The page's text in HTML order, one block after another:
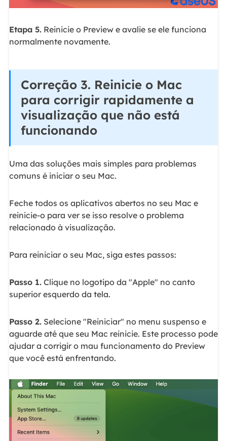
Etapa 5.Reinicie o Preview e avalie se ele funciona
normalmente novamente.
Correção 3. Reinicie o Mac
para corrigir rapidamente a
visualização que não está
funcionando
Uma das soluções mais simples para problemas
comuns é iniciar o seu Mac.
Feche todos os aplicativos abertos no seu Mac e
reinicie-o para ver se isso resolve o problema
relacionado à visualização.
Para reiniciar o seu Mac, siga estes passos:
Passo 1.Clique no logotipo da "Apple" no canto
superior esquerdo da tela.
Passo 2.Selecione "Reiniciar" no menu suspenso e
aguarde até que seu Mac reinicie. Este processo pode
ajudar a corrigir o mau funcionamento do Preview
que você está enfrentando.